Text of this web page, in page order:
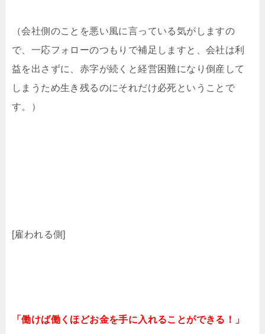
（会社側のことを悪い風に言っている気がしますの
で、一応フォローのつもりで補足しますと、会社は利
益を出さずに、赤字が続くと経営困難になり倒産して
しまうため生き残るのにそれだけ必死ということで
す。）
[雇われる側]
「働けば働くほどお金を手に入れることができる！」